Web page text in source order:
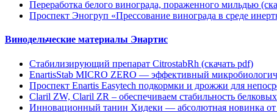
Переработка белого винограда, пораженного мильдью
Проспект Эногруп «Прессование винограда в среде
Винодельческие материалы Энартис
Стабилизирующий препарат CitrostabRh (cкачать pdf)
EnartisStab MICRO ZERO — эффективный
Проспект Enartis Easytech подкормки и дрожжи для
Claril ZW, Claril ZR – обеспечиваем стабильность
Инновационный танин Хидеки — абсолютная новинка от